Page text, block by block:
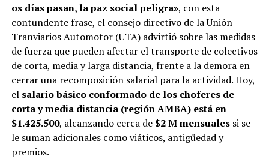
os días pasan, la paz social peligra», con esta
contundente frase, el consejo directivo de la Unión
Tranviarios Automotor (UTA) advirtió sobre las medidas
de fuerza que pueden afectar el transporte de colectivos
de corta, media y larga distancia, frente a la demora en
cerrar una recomposición salarial para la actividad. Hoy,
el salario básico conformado de los choferes de
corta y media distancia (región AMBA) está en
$1.425.500, alcanzando cerca de $2 M mensuales si se
le suman adicionales como viáticos, antigüedad y
premios.